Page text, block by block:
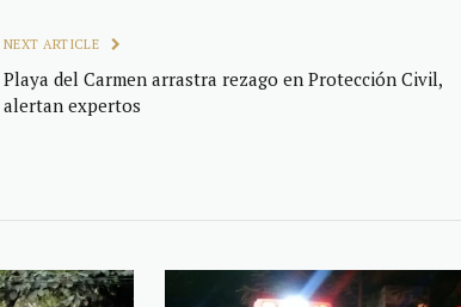
NEXT ARTICLE
Playa del Carmen arrastra rezago en Protección Civil,
alertan expertos